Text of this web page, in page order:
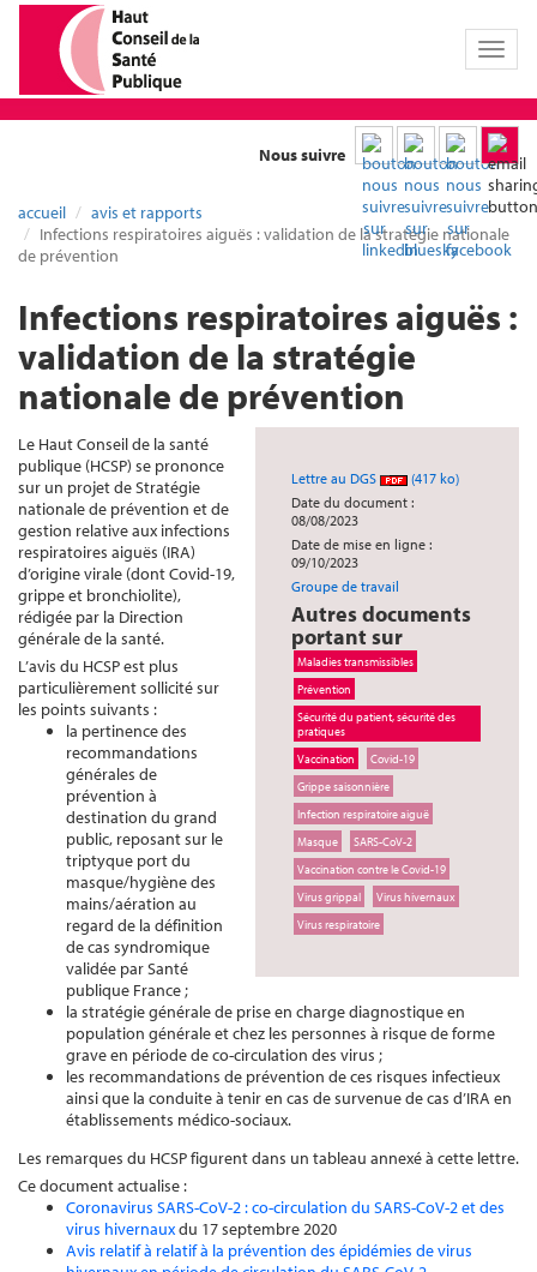
Toggle
Nous suivre
accueil
avis et rapports
Infections respiratoires aiguës : validation de la stratégie nationale
de prévention
Infections respiratoires aiguës :
validation de la stratégie
nationale de prévention
Lettre au DGS
(417 ko)
Date du document :
08/08/2023
Date de mise en ligne :
09/10/2023
Groupe de travail
Autres documents
portant sur
Maladies transmissibles
Prévention
Sécurité du patient, sécurité des
pratiques
Vaccination
Covid-19
Grippe saisonnière
Infection respiratoire aiguë
Masque
SARS-CoV-2
Vaccination contre le Covid-19
Virus grippal
Virus hivernaux
Virus respiratoire
Le Haut Conseil de la santé
publique (HCSP) se prononce
sur un projet de Stratégie
nationale de prévention et de
gestion relative aux infections
respiratoires aiguës (IRA)
d’origine virale (dont Covid-19,
grippe et bronchiolite),
rédigée par la Direction
générale de la santé.
L’avis du HCSP est plus
particulièrement sollicité sur
les points suivants :
la pertinence des
recommandations
générales de
prévention à
destination du grand
public, reposant sur le
triptyque port du
masque/hygiène des
mains/aération au
regard de la définition
de cas syndromique
validée par Santé
publique France ;
la stratégie générale de prise en charge diagnostique en
population générale et chez les personnes à risque de forme
grave en période de co-circulation des virus ;
les recommandations de prévention de ces risques infectieux
ainsi que la conduite à tenir en cas de survenue de cas d’IRA en
établissements médico-sociaux.
Les remarques du HCSP figurent dans un tableau annexé à cette lettre.
Ce document actualise :
Coronavirus SARS-CoV-2 : co-circulation du SARS-CoV-2 et des
virus hivernauxdu 17 septembre 2020
Avis relatif à relatif à la prévention des épidémies de virus